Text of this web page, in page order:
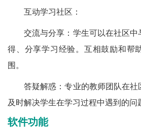
互动学习社区：
交流与分享：学生可以在社区
得、分享学习经验。互相鼓励和帮
围。
答疑解惑：专业的教师团队在社
及时解决学生在学习过程中遇到的问
软件功能